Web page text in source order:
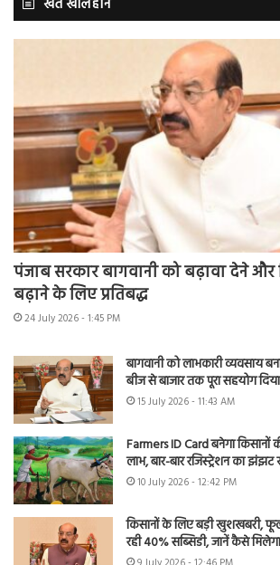
पंजाब सरकार बागवानी को बढ़ावा देने
बढ़ाने के लिए प्रतिबद्ध
24 July 2026 - 1:45 PM
बागवानी को लाभकारी व्यवसाय
बीज से बाजार तक पूरा सहयोग
15 July 2026 - 11:43 AM
Farmers ID Card बनेगा किसानों
लाभ, बार-बार रजिस्ट्रेशन का
10 July 2026 - 12:42 PM
किसानों के लिए बड़ी खुशखबरी,
रही 40% सब्सिडी, जानें कैसे